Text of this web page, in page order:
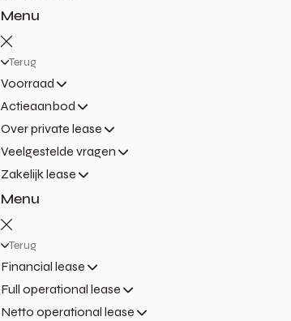
Menu
Terug
Voorraad
Actieaanbod
Over private lease
Veelgestelde vragen
Zakelijk lease
Menu
Terug
Financial lease
Full operational lease
Netto operational lease